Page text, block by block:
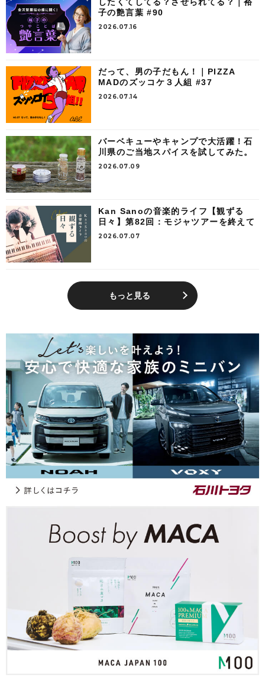
子の艶言葉 #90
2026.07.16
だって、男の子だもん！｜PIZZA
MADのズッコケ３人組 #37
2026.07.14
バーベキューやキャンプで大活躍！石
川県のご当地スパイスを試してみた。
2026.07.09
Kan Sanoの音楽的ライフ【観ずる
日々】第82回：モジャツアーを終えて
2026.07.07
もっと見る